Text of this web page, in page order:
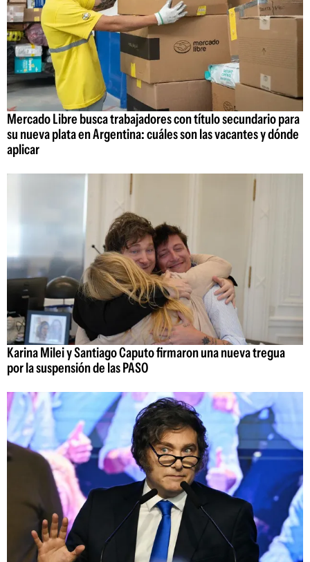
Mercado Libre busca trabajadores con título secundario para
su nueva plata en Argentina: cuáles son las vacantes y dónde
aplicar
Karina Milei y Santiago Caputo firmaron una nueva tregua
por la suspensión de las PASO